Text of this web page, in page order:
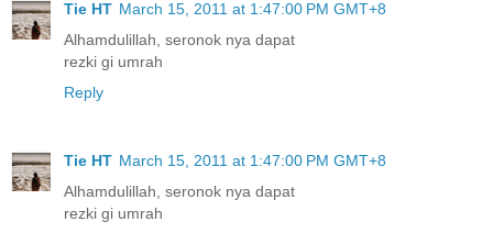
Tie HT March 15, 2011 at 1:47:00 PM GMT+8
Alhamdulillah, seronok nya dapat
rezki gi umrah
Reply
Tie HT March 15, 2011 at 1:47:00 PM GMT+8
Alhamdulillah, seronok nya dapat
rezki gi umrah